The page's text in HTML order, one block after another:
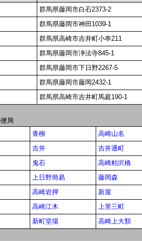
群馬県藤岡市白石2373-2
群馬県藤岡市神田1039-1
群馬県高崎市吉井町小串211
群馬県藤岡市浄法寺845-1
群馬県藤岡市下日野2267-5
群馬県藤岡市藤岡2432-1
群馬県高崎市吉井町馬庭190-1
局
青柳 高崎山名
吉井 吉井通町
鬼石 高崎粕沢橋
上日野簡易 藤岡森
高崎岩押 新屋
高崎江木 上里三町
新町堂場 高崎上大類